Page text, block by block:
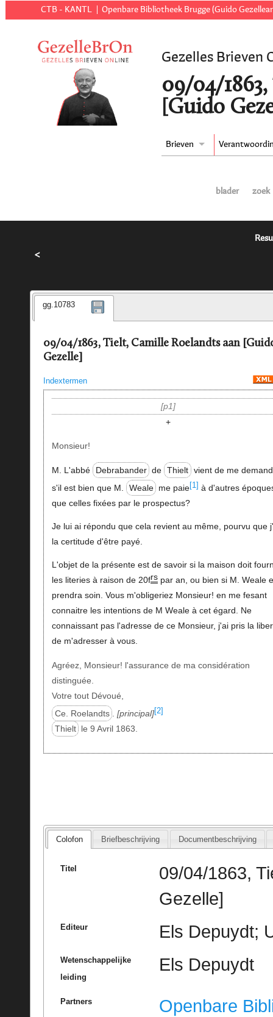
CTB - KANTL Openbare Bibliotheek Brugge (Guido
Gezelles Brieven
09/04/
[Guido
Brieven
blader zoek
<
gg.10783
09/04/1863, Tielt, Camille Roelandts aan
Gezelle]
Indextermen
p1
+
Monsieur!
M. L'abbé Debrabander de Thielt vient de me
s'il est bien que M.
Weale me paie [1] à d'autres
que celles fixées par le prospectus?
Je lui ai répondu que cela revient au même, pourvu que
la certitude d'être payé.
L'objet de la présente est de savoir si la maison doit
les literies à raison de 20frspar an, ou bien si M. Weale
prendra soin. Vous m'obligeriez Monsieur! en me fesant
connaitre les intentions de M Weale à cet égard. Ne
connaissant pas l'adresse de ce Monsieur, j'ai pris la
de m'adresser à vous.
Agréez, Monsieur! l'assurance de ma considération
distinguée.
Votre tout Dévoué,
Ce. Roelandts
. principal [2]
Thielt le 9 Avril 1863.
Colofon Briefbeschrijving Documentbeschrijving
Titel
09/04/1863,
Gezelle]
Editeur Els Depuydt;
Wetenschappelijke
leiding
Els Depuydt
Partners
Openbare